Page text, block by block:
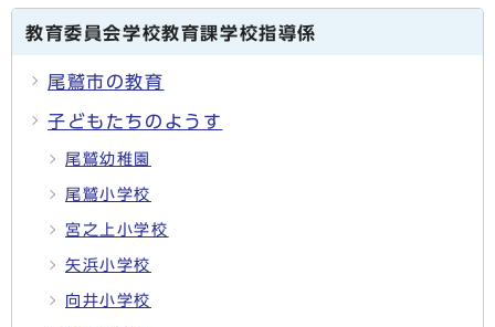
教育委員会学校教育課学校指導係
尾鷲市の教育
子どもたちのようす
尾鷲幼稚園
尾鷲小学校
宮之上小学校
矢浜小学校
向井小学校